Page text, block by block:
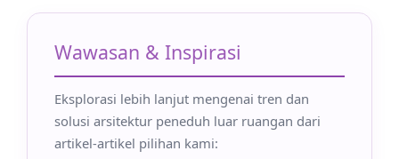
Wawasan & Inspirasi
Eksplorasi lebih lanjut mengenai tren dan
solusi arsitektur peneduh luar ruangan dari
artikel-artikel pilihan kami: